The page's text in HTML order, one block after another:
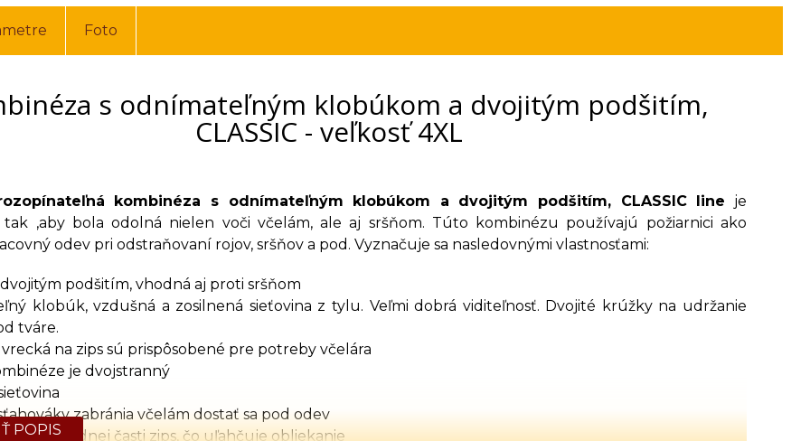
Foto
s odnímateľným klobúkom a dvojitým podšitím,
CLASSIC - veľkosť 4XL
kombinéza s odnímateľným klobúkom a dvojitým podšitím, CLASSIC line je
tak ,aby bola odolná nielen voči včelám, ale aj sršňom. Túto kombinézu používajú požiarnici ako
odev pri odstraňovaní rojov, sršňov a pod. Vyznačuje sa nasledovnými vlastnosťami:
podšitím, vhodná aj proti sršňom
klobúk, vzdušná a zosilnená sieťovina z tylu. Veľmi dobrá viditeľnosť. Dvojité krúžky na udržanie
tváre.
na zips sú prispôsobené pre potreby včelára
je dvojstranný
zabránia včelám dostať sa pod odev
majú v spodnej časti zips, čo uľahčuje obliekanie
POPIS